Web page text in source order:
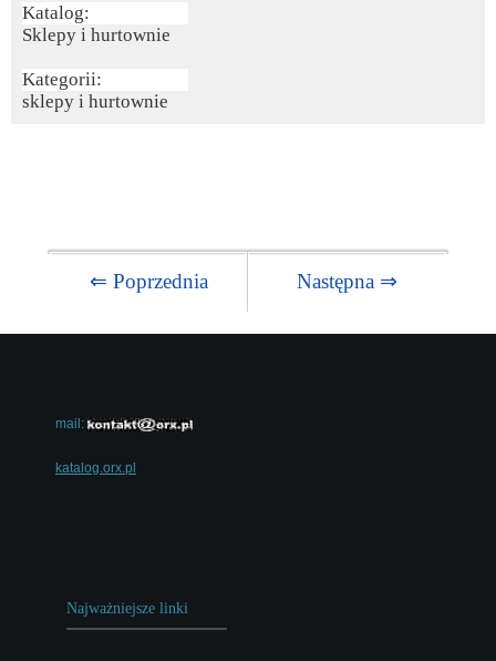
Katalog:
Sklepy i hurtownie
Kategorii:
sklepy i hurtownie
⇐ Poprzednia Następna ⇒
mail:
katalog.orx.pl
Najważniejsze linki